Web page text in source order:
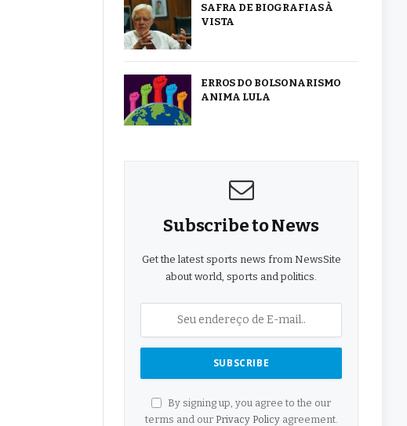
SAFRA DE BIOGRAFIAS À
VISTA
ERROS DO BOLSONARISMO
ANIMA LULA
Subscribe to News
Get the latest sports news from NewsSite
about world, sports and politics.
By signing up, you agree to the our
terms and our Privacy Policyagreement.